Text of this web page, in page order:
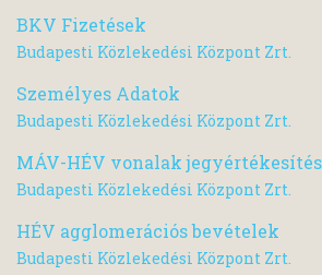
BKV Fizetések
Budapesti Közlekedési Központ Zrt.
Személyes Adatok
Budapesti Közlekedési Központ Zrt.
MÁV-HÉV vonalak
Budapesti Közlekedési Központ Zrt.
HÉV agglomerációs bevételek
Budapesti Közlekedési Központ Zrt.